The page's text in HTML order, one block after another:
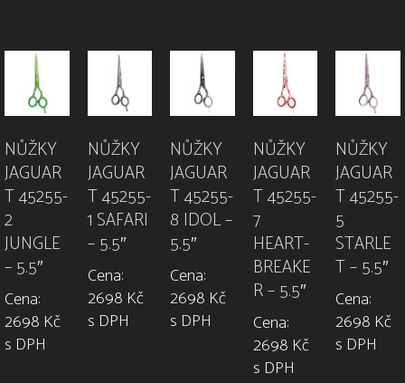
NŮŽKY
JAGUAR
T 45255-
2
JUNGLE
– 5.5″
Cena:
2698 Kč
s DPH
NŮŽKY
JAGUAR
T 45255-
1 SAFARI
– 5.5″
Cena:
2698 Kč
s DPH
NŮŽKY
JAGUAR
T 45255-
8 IDOL –
5.5″
Cena:
2698 Kč
s DPH
NŮŽKY
JAGUAR
T 45255-
7
HEART-
BREAKE
R – 5.5″
Cena:
2698 Kč
s DPH
NŮŽKY
JAGUAR
T 45255-
5
STARLE
T – 5.5″
Cena:
2698 Kč
s DPH